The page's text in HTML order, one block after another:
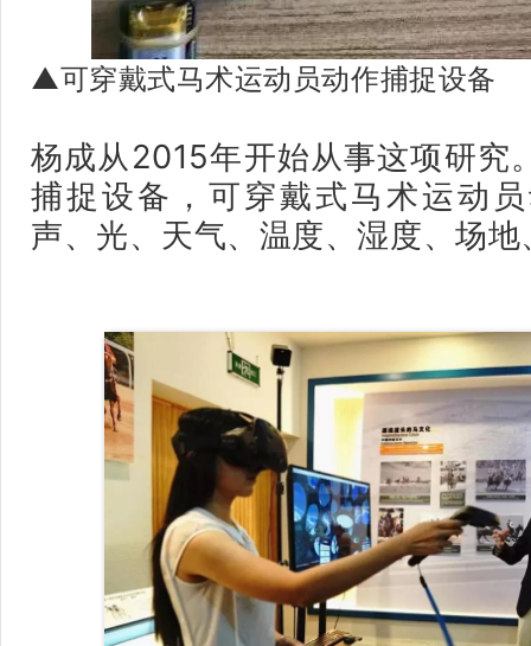
▲可穿戴式马术运动员动作捕捉设备
杨成从2015年开始从事这项研究
捕捉设备，可穿戴式马术运动
声、光、天气、温度、湿度、场